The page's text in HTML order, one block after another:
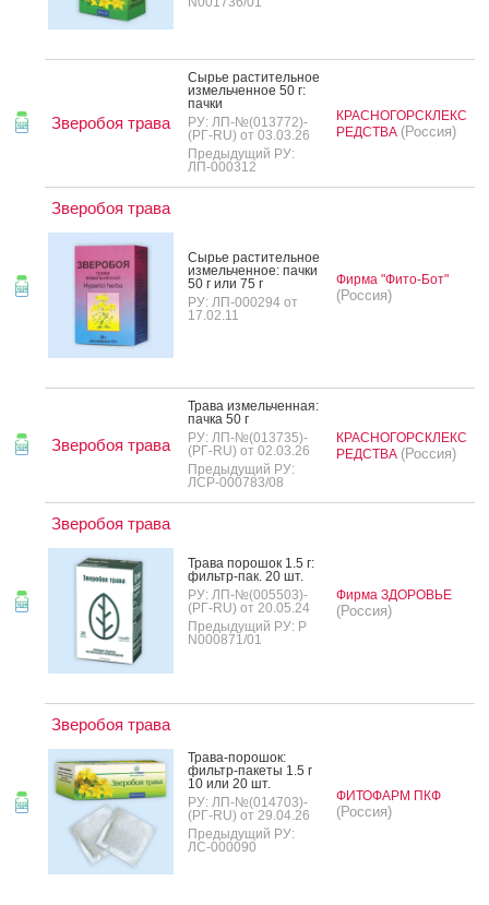
Зверобоя трава
Сырье рас­ти­тель­ное
из­мель­чен­ное 50 г:
пач­ки
РУ: ЛП-№(013772)-
(РГ-RU) от 03.03.26
Предыдущий РУ:
ЛП-000312
КРАСНОГОРСКЛЕКС
РЕДСТВА (Россия)
Зверобоя трава
Сырье рас­ти­тель­ное
из­мель­чен­ное: пач­ки
50 г или 75 г
РУ: ЛП-000294 от
17.02.11
Фирма "Фито-Бот"
(Россия)
Зверобоя трава
Тра­ва из­мель­чен­ная:
пач­ка 50 г
РУ: ЛП-№(013735)-
(РГ-RU) от 02.03.26
Предыдущий РУ:
ЛСР-000783/08
КРАСНОГОРСКЛЕКС
РЕДСТВА (Россия)
Зверобоя трава
Тра­ва по­рошок 1.5 г:
филь­тр-пак. 20 шт.
РУ: ЛП-№(005503)-
(РГ-RU) от 20.05.24
Предыдущий РУ: Р
N000871/01
Фирма ЗДОРОВЬЕ
(Россия)
Зверобоя трава
Тра­ва-по­рошок:
филь­тр-па­кеты 1.5 г
10 или 20 шт.
РУ: ЛП-№(014703)-
(РГ-RU) от 29.04.26
Предыдущий РУ:
ЛС-000090
ФИТОФАРМ ПКФ
(Россия)